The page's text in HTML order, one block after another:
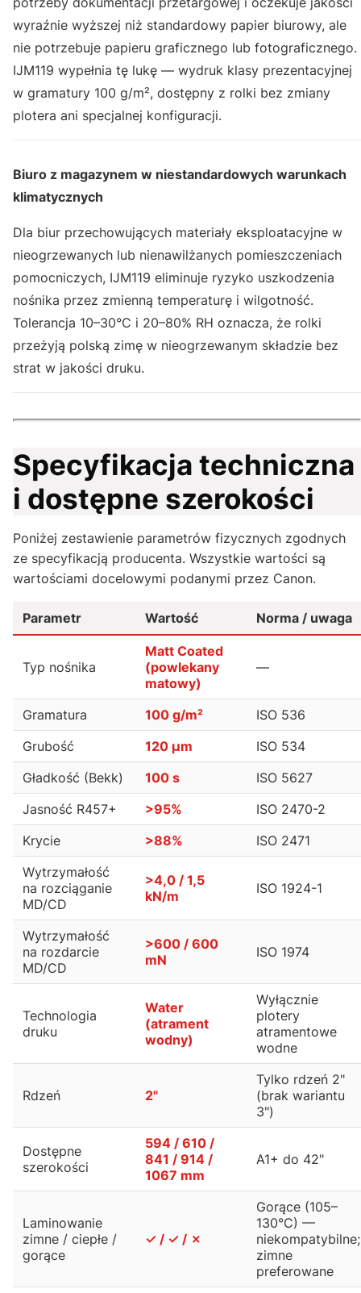
wyraźnie wyższej niż standardowy papier biurowy, ale
nie potrzebuje papieru graficznego lub fotograficznego.
IJM119 wypełnia tę lukę — wydruk klasy prezentacyjnej
w gramatury 100 g/m², dostępny z rolki bez zmiany
plotera ani specjalnej konfiguracji.
Biuro z magazynem w niestandardowych warunkach
klimatycznych
Dla biur przechowujących materiały eksploatacyjne w
nieogrzewanych lub nienawilżanych pomieszczeniach
pomocniczych, IJM119 eliminuje ryzyko uszkodzenia
nośnika przez zmienną temperaturę i wilgotność.
Tolerancja 10–30°C i 20–80% RH oznacza, że rolki
przeżyją polską zimę w nieogrzewanym składzie bez
strat w jakości druku.
Specyfikacja techniczna
i dostępne szerokości
Poniżej zestawienie parametrów fizycznych zgodnych
ze specyfikacją producenta. Wszystkie wartości są
wartościami docelowymi podanymi przez Canon.
Parametr Wartość Norma / uwaga
Typ nośnika
Matt Coated
(powlekany
matowy)
—
Gramatura 100 g/m²
ISO 536
Grubość
120 µm
ISO 534
Gładkość (Bekk)
100 s
ISO 5627
Jasność R457+
>95%
ISO 2470-2
Krycie
>88%
ISO 2471
Wytrzymałość
na rozciąganie
MD/CD
>4,0 / 1,5
kN/m
ISO 1924-1
Wytrzymałość
na rozdarcie
MD/CD
>600 / 600
mN
ISO 1974
Technologia
druku
Water
(atrament
wodny)
Wyłącznie
plotery
atramentowe
wodne
Rdzeń 2"
Tylko rdzeń 2"
(brak wariantu
3")
Dostępne
szerokości
594 / 610 /
841 / 914 /
1067 mm
A1+ do 42"
Laminowanie
zimne / ciepłe /
gorące
✓ / ✓ / ✗
Gorące (105–
130°C) —
niekompatybilne;
zimne
preferowane